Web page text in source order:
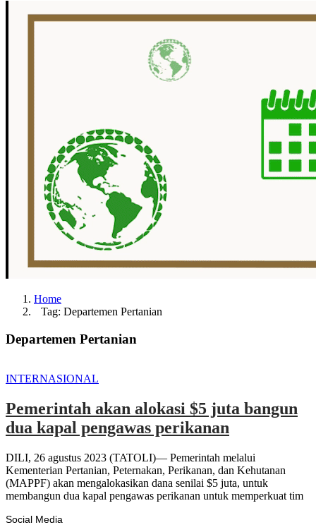
Home
Tag: Departemen Pertanian
Departemen Pertanian
INTERNASIONAL
Pemerintah akan alokasi $5 juta bangun
dua kapal pengawas perikanan
DILI, 26 agustus 2023 (TATOLI)— Pemerintah melalui
Kementerian Pertanian, Peternakan, Perikanan, dan Kehutanan
(MAPPF) akan mengalokasikan dana senilai $5 juta, untuk
membangun dua kapal pengawas perikanan untuk memperkuat tim
Social Media